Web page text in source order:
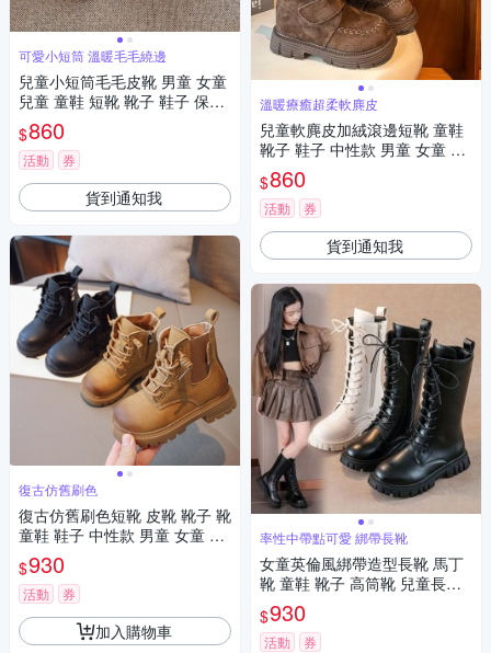
可愛小短筒 溫暖毛毛繞邊
兒童小短筒毛毛皮靴 男童 女童
兒童 童鞋 短靴 靴子 鞋子 保暖
橘魔法 現貨【BB9159】
$860
活動 券
貨到通知我
復古仿舊刷色
復古仿舊刷色短靴 皮靴 靴子 靴
童鞋 鞋子 中性款 男童 女童 兒
童 童裝 橘魔法 現貨【BB893
8】
$930
活動 券
加入購物車
溫暖療癒超柔軟麂皮
兒童軟麂皮加絨滾邊短靴 童鞋
靴子 鞋子 中性款 男童 女童 橘
魔法 現貨【BB9146】
$860
活動 券
貨到通知我
率性中帶點可愛 綁帶長靴
女童英倫風綁帶造型長靴 馬丁
靴 童鞋 靴子 高筒靴 兒童長靴
公主長靴 鞋子 橘魔法 現貨【B
B9156】
$930
活動 券